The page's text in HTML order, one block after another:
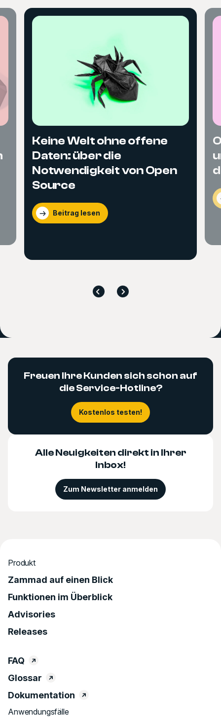
Keine Welt ohne offene
Daten: über die
Notwendigkeit von Open
Source
Beitrag lesen
Freuen Ihre Kunden sich schon auf
die Service-Hotline?
Kostenlos testen!
Alle Neuigkeiten direkt in Ihrer
Inbox!
Zum Newsletter anmelden
Produkt
Zammad auf einen Blick
Funktionen im Überblick
Advisories
Releases
FAQ
Glossar
Dokumentation
Anwendungsfälle